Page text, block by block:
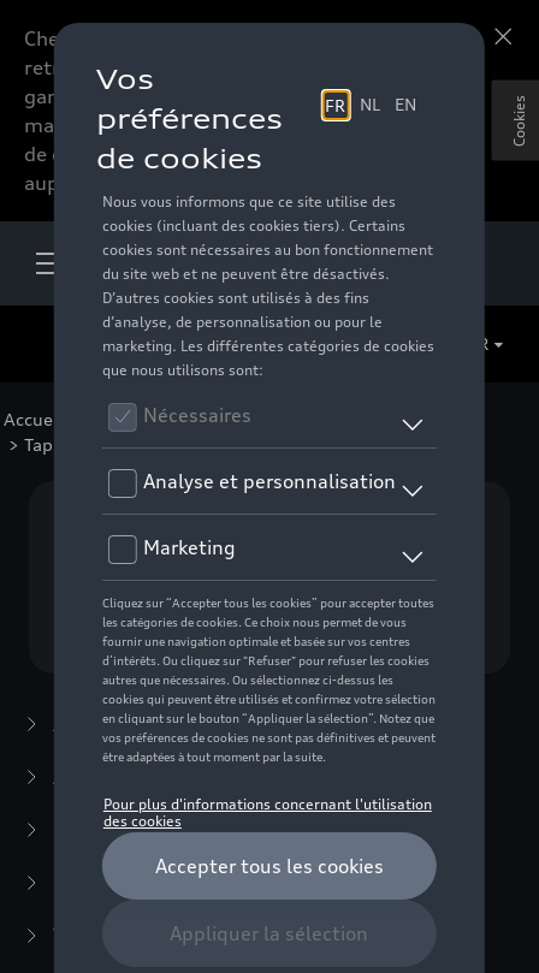
Chers accessoires-lovers,
retrouvez dorénavant toute la
gamme d’accessoires de votre
marque préférée sous forme
de catalogue à commander
auprès de votre distributeur.
FR
Accueil Pour votre Audi > Confort et protection
> Tapis et coquilles de coffre
Aucun modèle sélectionné (Tout afficher)
Choisissez un modèle
Accessoires d'été(7)
Accessoires d'hiver
Packs(38)
E-mobilité
Transport (94)
Cookies